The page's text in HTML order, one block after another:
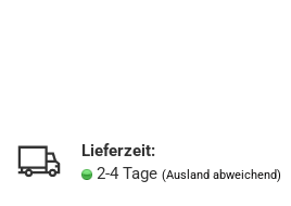
Lieferzeit:
2-4 Tage (Ausland abweichend)